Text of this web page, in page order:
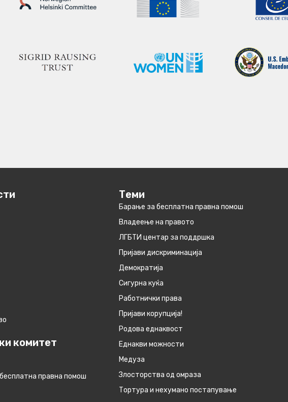
комитет
правна помош
Теми
Барање за бесплатна правна помош
Владеење на правото
ЛГБТИ центар за поддршка
Пријави дискриминација
Демократија
Сигурна куќа
Работнички права
Пријави корупција!
Родова еднаквост
Eднакви можности
Медуза
Злосторства од омраза
Тортура и нехумано постапување